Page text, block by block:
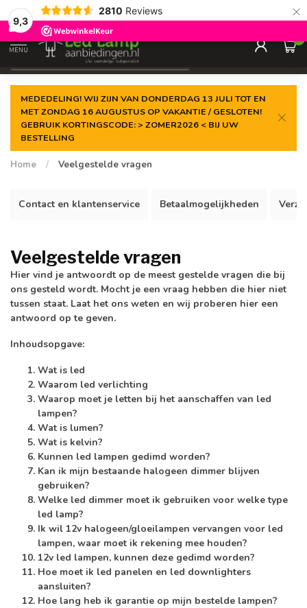
9,3
2810 Reviews ×
Gegarandeerde delaagste prijs
MENU
0
MEDEDELING! WIJ ZIJN VAN DONDERDAG 13 JULI TOT EN
MET ZONDAG 16 AUGUSTUS OP VAKANTIE / GESLOTEN!
GEBRUIK KORTINGSCODE: > ZOMER2026 < BIJ UW
BESTELLING
Home / Veelgestelde vragen
Contact en klantenservice Betaalmogelijkheden
Veelgestelde vragen
Hier vind je antwoordt op de meest gestelde vragen die bij
ons gesteld wordt. Mocht je een vraag hebben die hier niet
tussen staat. Laat het ons weten en wij proberen hier een
antwoord op te geven.
Inhoudsopgave:
Wat is led
Waarom led verlichting
Waarop moet je letten bij het aanschaffen van led
lampen?
Wat is lumen?
Wat is kelvin?
Kunnen led lampen gedimd worden?
Kan ik mijn bestaande halogeen dimmer blijven
gebruiken?
Welke led dimmer moet ik gebruiken voor welke type
led lamp?
Ik wil 12v halogeen/gloeilampen vervangen voor led
lampen, waar moet ik rekening mee houden?
12v led lampen, kunnen deze gedimd worden?
Hoe moet ik led panelen en led downlighters
aansluiten?
Hoe lang heb ik garantie op mijn bestelde lampen?